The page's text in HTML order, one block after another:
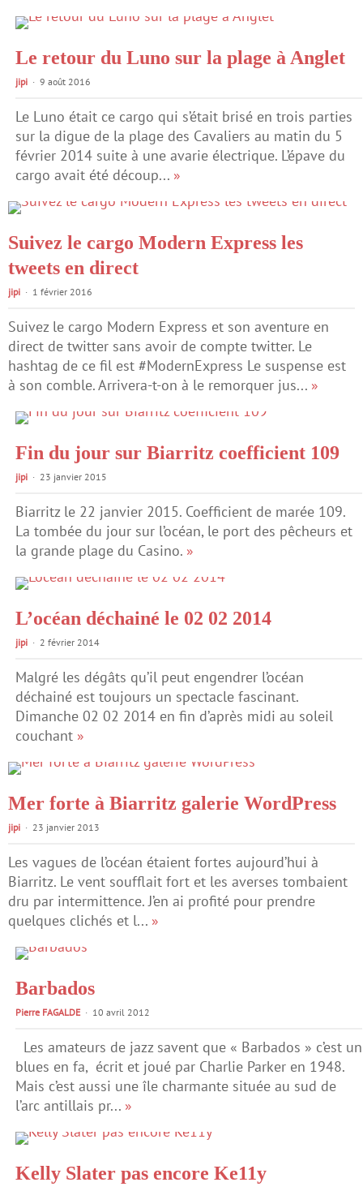
Le retour du Luno sur la plage à Anglet
jipi 9 août 2016
Le Luno était ce cargo qui s’était brisé en trois parties
sur la digue de la plage des Cavaliers au matin du 5
février 2014 suite à une avarie électrique. L’épave du
cargo avait été découp... »
Suivez le cargo Modern Express les
tweets en direct
jipi 1 février 2016
Suivez le cargo Modern Express et son aventure en
direct de twitter sans avoir de compte twitter. Le
hashtag de ce fil est #ModernExpress Le suspense est
à son comble. Arrivera-t-on à le remorquer jus... »
Fin du jour sur Biarritz coefficient 109
jipi 23 janvier 2015
Biarritz le 22 janvier 2015. Coefficient de marée 109.
La tombée du jour sur l’océan, le port des pêcheurs et
la grande plage du Casino. »
L’océan déchainé le 02 02 2014
jipi 2 février 2014
Malgré les dégâts qu’il peut engendrer l’océan
déchainé est toujours un spectacle fascinant.
Dimanche 02 02 2014 en fin d’après midi au soleil
couchant »
Mer forte à Biarritz galerie WordPress
jipi 23 janvier 2013
Les vagues de l’océan étaient fortes aujourd’hui à
Biarritz. Le vent soufflait fort et les averses tombaient
dru par intermittence. J’en ai profité pour prendre
quelques clichés et l... »
Barbados
Pierre FAGALDE 10 avril 2012
Les amateurs de jazz savent que « Barbados » c’est un
blues en fa, écrit et joué par Charlie Parker en 1948.
Mais c’est aussi une île charmante située au sud de
l’arc antillais pr... »
Kelly Slater pas encore Ke11y